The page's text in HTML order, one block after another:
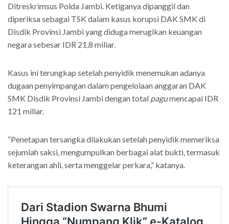
Ditreskrimsus Polda Jambi. Ketiganya dipanggil dan
diperiksa sebagai TSK dalam kasus korupsi DAK SMK di
Disdik Provinsi Jambi yang diduga merugikan keuangan
negara sebesar IDR 21,8 miliar.
Kasus ini terungkap setelah penyidik menemukan adanya
dugaan penyimpangan dalam pengelolaan anggaran DAK
SMK Disdik Provinsi Jambi dengan total pagumencapai IDR
121 miliar.
“Penetapan tersangka dilakukan setelah penyidik memeriksa
sejumlah saksi, mengumpulkan berbagai alat bukti, termasuk
keterangan ahli, serta menggelar perkara,” katanya.